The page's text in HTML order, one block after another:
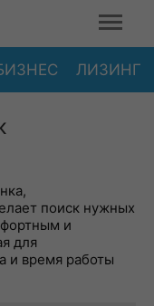
ЛИЗИНГ
поиск нужных
и
для
и время работы